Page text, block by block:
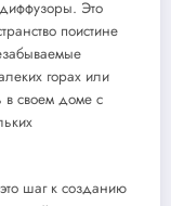
Это
поистине
горах или
в своем доме с
шаг к созданию